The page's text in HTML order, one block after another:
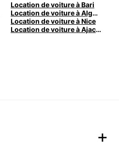
Location de voiture à Bari
Location de voiture à Alghero
Location de voiture à Nice
Location de voiture à Ajaccio